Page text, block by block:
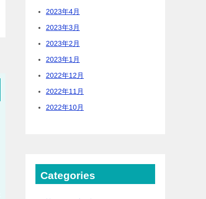
2023年4月
2023年3月
2023年2月
2023年1月
2022年12月
2022年11月
2022年10月
Categories